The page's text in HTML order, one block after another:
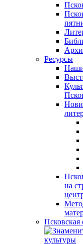
Ресурсы
на
Псковская